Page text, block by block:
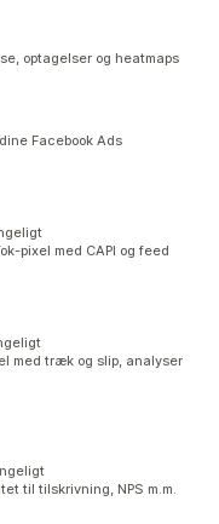
optagelser og heatmaps
Facebook Ads
pixel med CAPI og feed
med træk og slip, analyser
til tilskrivning, NPS m.m.